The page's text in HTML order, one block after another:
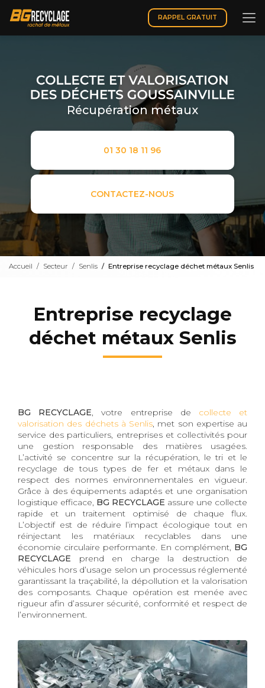
contenu
principal
RAPPEL GRATUIT
Récupération métaux
01 30 18 11 96
CONTACTEZ-NOUS
Accueil Secteur Senlis Entreprise recyclage déchet métaux Senlis
Entreprise recyclage
déchet métaux Senlis
BG RECYCLAGE, votre entreprise de collecte et
valorisation des déchets à Senlis, met son expertise au
service des particuliers, entreprises et collectivités pour
une gestion responsable des matières usagées.
L’activité se concentre sur la récupération, le tri et le
recyclage de tous types de fer et métaux dans le
respect des normes environnementales en vigueur.
Grâce à des équipements adaptés et une organisation
logistique efficace, BG RECYCLAGE assure une collecte
rapide et un traitement optimisé de chaque flux.
L’objectif est de réduire l’impact écologique tout en
réinjectant les matériaux recyclables dans une
économie circulaire performante. En complément, BG
RECYCLAGE prend en charge la destruction de
véhicules hors d’usage selon un processus réglementé
garantissant la traçabilité, la dépollution et la valorisation
des composants. Chaque opération est menée avec
rigueur afin d’assurer sécurité, conformité et respect de
l’environnement.